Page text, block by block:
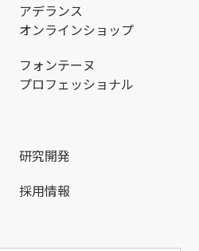
アデランス
オンラインショップ
フォンテーヌ
プロフェッショナル
研究開発
採用情報